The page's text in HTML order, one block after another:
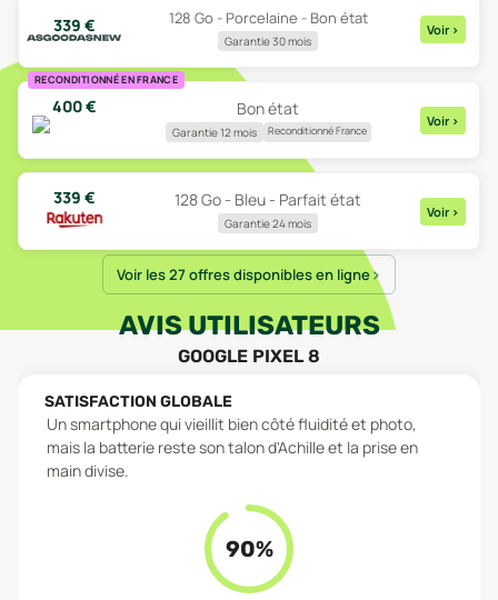
339 € 128 Go - Porcelaine - Bon état
Garantie 30 mois
Voir >
RECONDITIONNÉ EN FRANCE
400€ Bon état
Garantie 12 mois Reconditionné France
Voir >
339 € 128 Go - Bleu - Parfait état
Garantie 24 mois
Voir >
Voir les 27 offres disponibles en ligne
AVIS UTILISATEURS
GOOGLE PIXEL 8
SATISFACTION GLOBALE
Un smartphone qui vieillit bien côté fluidité et photo,
mais la batterie reste son talon d'Achille et la prise en
main divise.
90%